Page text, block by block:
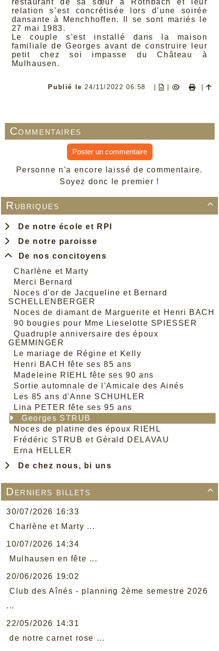

Rubriques
De notre école et RPI
De notre paroisse
De nos concitoyens
Charlène et Marty
Merci Bernard
Noces d'or de Jacqueline et Bernard
SCHELLENBERGER
Noces de diamant de Marguerite et Henri BACH
90 bougies pour Mme Lieselotte SPIESSER
Quadruple anniversaire des époux
GEMMINGER
Le mariage de Régine et Kelly
Henri BACH fête ses 85 ans
Madeleine RIEHL fête ses 90 ans
Sortie automnale de l'Amicale des Ainés
Les 85 ans d'Anne SCHUHLER
Lina PETER fête ses 95 ans
Georges STRUB
Noces de platine des époux RIEHL
Frédéric STRUB et Gérald DELAVAU
Erna HELLER
De chez nous, bi uns

Derniers billets
30/07/2026 16:33
Charlène et Marty ...
10/07/2026 14:34
Mulhausen en fête ...
20/06/2026 19:02
Club des Aînés - planning 2ème semestre 2026
...
22/05/2026 14:31
de notre carnet rose ...
restaurant de sa sœur à Rothbach et leur
relation s’est concrétisée lors d’une soirée
dansante à Menchhoffen. Il se sont mariés le
27 mai 1983.
Le couple s’est installé dans la maison
familiale de Georges avant de construire leur
petit chez soi impasse du Château à
Mulhausen.
Publié le24/11/2022 06:58 |
Commentaires
Poster un commentaire
Personne n'a encore laissé de commentaire.
Soyez donc le premier !